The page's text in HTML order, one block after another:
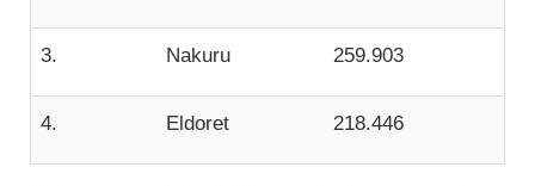
3. Nakuru 259.903
4. Eldoret 218.446